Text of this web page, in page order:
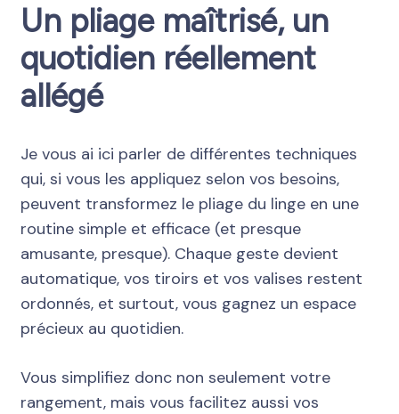
Un pliage maîtrisé, un
quotidien réellement
allégé
Je vous ai ici parler de différentes techniques
qui, si vous les appliquez selon vos besoins,
peuvent transformez le pliage du linge en une
routine simple et efficace (et presque
amusante, presque). Chaque geste devient
automatique, vos tiroirs et vos valises restent
ordonnés, et surtout, vous gagnez un espace
précieux au quotidien.
Vous simplifiez donc non seulement votre
rangement, mais vous facilitez aussi vos